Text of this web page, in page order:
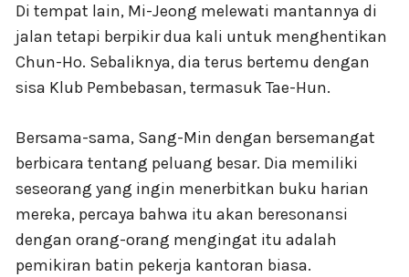
Di tempat lain, Mi-Jeong melewati mantannya di
jalan tetapi berpikir dua kali untuk menghentikan
Chun-Ho. Sebaliknya, dia terus bertemu dengan
sisa Klub Pembebasan, termasuk Tae-Hun.
Bersama-sama, Sang-Min dengan bersemangat
berbicara tentang peluang besar. Dia memiliki
seseorang yang ingin menerbitkan buku harian
mereka, percaya bahwa itu akan beresonansi
dengan orang-orang mengingat itu adalah
pemikiran batin pekerja kantoran biasa.